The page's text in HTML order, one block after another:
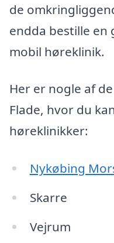
de
endda bestille
mobil høreklinik.
Her er nogle af
Flade, hvor du
høreklinikker:
Nykøbing
Skarre
Vejrum